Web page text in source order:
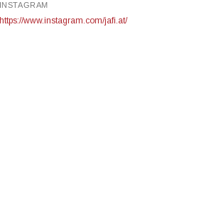
INSTAGRAM
https://www.instagram.com/jafi.at/